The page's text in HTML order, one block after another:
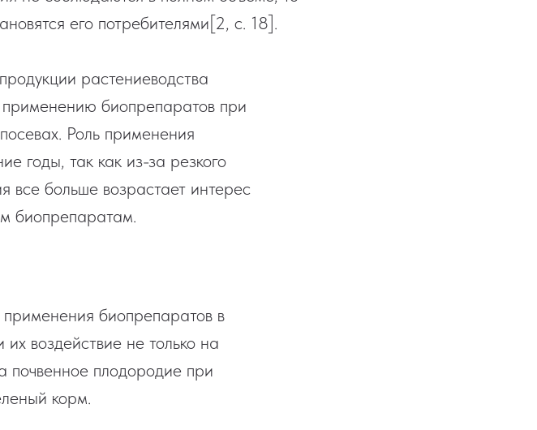
его потребителями[2, с. 18].
растениеводства
биопрепаратов при
Роль применения
годы, так как из-за резкого
все больше возрастает интерес
биопрепаратам.
биопрепаратов в
воздействие не только на
почвенное плодородие при
корм.